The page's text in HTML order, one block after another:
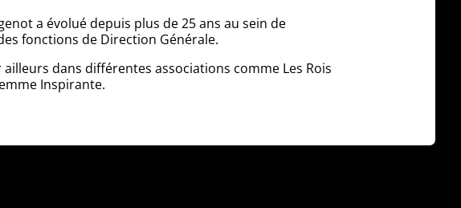
a évolué depuis plus de 25 ans au sein de
fonctions de Direction Générale.
ailleurs dans différentes associations comme Les Rois
Inspirante.